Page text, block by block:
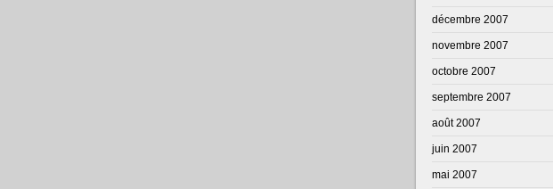
décembre 2007
novembre 2007
octobre 2007
septembre 2007
août 2007
juin 2007
mai 2007